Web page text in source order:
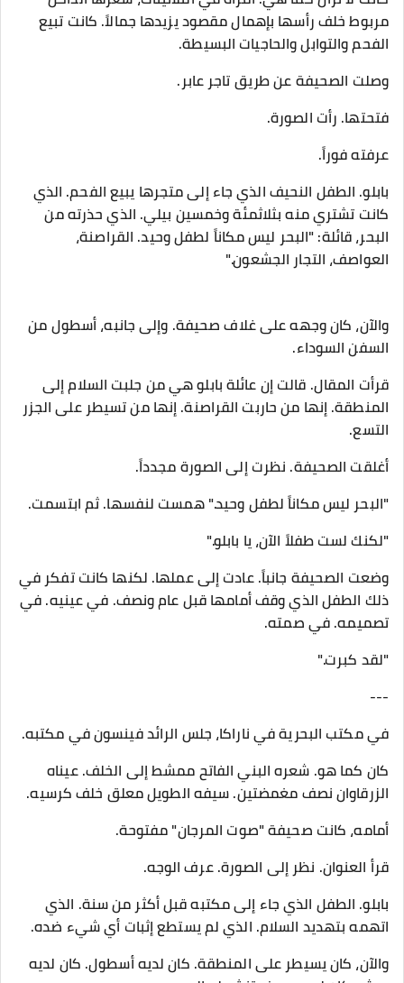
مربوط خلف رأسها بإهمال مقصود يزيدها جمالاً. كانت تبيع
الفحم والتوابل والحاجيات البسيطة.
وصلت الصحيفة عن طريق تاجر عابر.
فتحتها. رأت الصورة.
عرفته فوراً.
بابلو. الطفل النحيف الذي جاء إلى متجرها يبيع الفحم. الذي
كانت تشتري منه بثلاثمئة وخمسين بيلي. الذي حذرته من
البحر، قائلة: "البحر ليس مكاناً لطفل وحيد. القراصنة،
العواصف، التجار الجشعون."
والآن، كان وجهه على غلاف صحيفة. وإلى جانبه، أسطول من
السفن السوداء.
قرأت المقال. قالت إن عائلة بابلو هي من جلبت السلام إلى
المنطقة. إنها من حاربت القراصنة. إنها من تسيطر على الجزر
التسع.
أغلقت الصحيفة. نظرت إلى الصورة مجدداً.
"البحر ليس مكاناً لطفل وحيد." همست لنفسها. ثم ابتسمت.
"لكنك لست طفلاً الآن، يا بابلو."
وضعت الصحيفة جانباً. عادت إلى عملها. لكنها كانت تفكر في
ذلك الطفل الذي وقف أمامها قبل عام ونصف. في عينيه. في
تصميمه. في صمته.
"لقد كبرت."
---
في مكتب البحرية في ناراكا، جلس الرائد فينسون في مكتبه.
كان كما هو. شعره البني الفاتح ممشط إلى الخلف. عيناه
الزرقاوان نصف مغمضتين. سيفه الطويل معلق خلف كرسيه.
أمامه، كانت صحيفة "صوت المرجان" مفتوحة.
قرأ العنوان. نظر إلى الصورة. عرف الوجه.
بابلو. الطفل الذي جاء إلى مكتبه قبل أكثر من سنة. الذي
اتهمه بتهديد السلام. الذي لم يستطع إثبات أي شيء ضده.
والآن، كان يسيطر على المنطقة. كان لديه أسطول. كان لديه